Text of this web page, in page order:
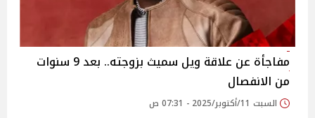
مفاجأة عن علاقة ويل سميث بزوجته.. بعد 9 سنوات
من الانفصال
السبت 11/أكتوبر/2025 - 07:31 ص